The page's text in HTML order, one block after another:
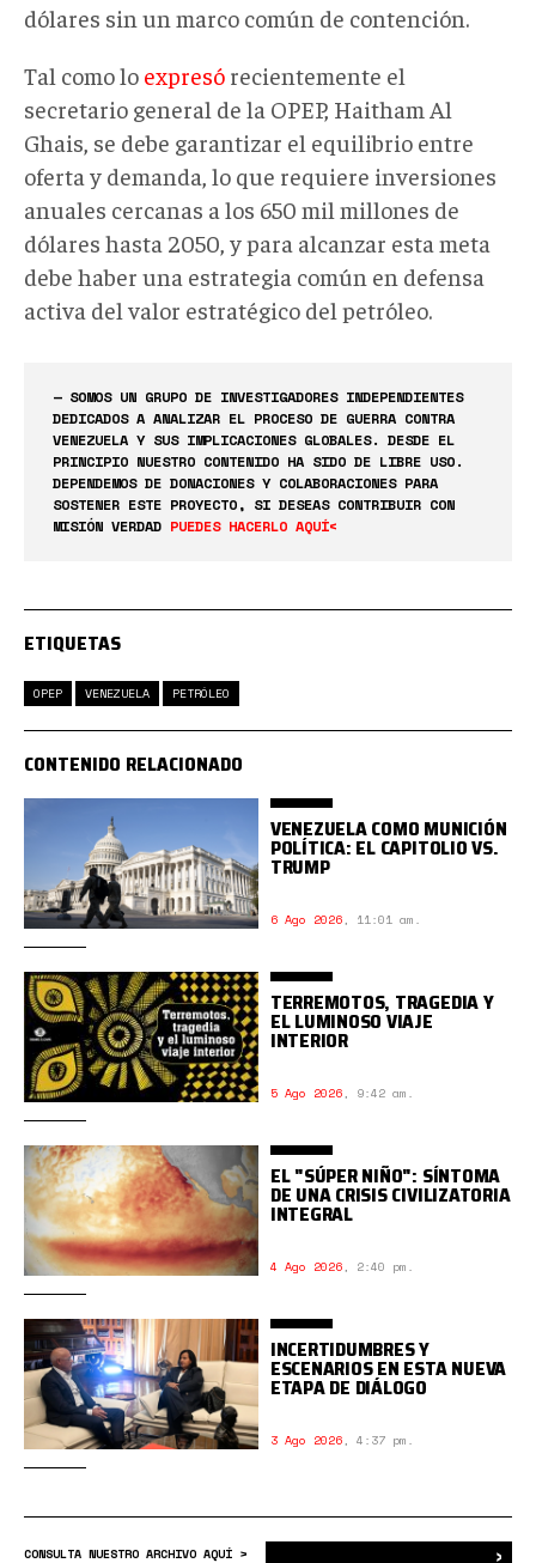
dólares sin un marco común de contención.
Tal como lo expresó recientemente el
secretario general de la OPEP, Haitham Al
Ghais , se debe garantizar el equilibrio entre
oferta y demanda, lo que requiere inversiones
anuales cercanas a los 650 mil millones de
dólares hasta 2050, y para alcanzar esta meta
debe haber una estrategia común en defensa
activa del valor estratégico del petróleo.
— SOMOS UN GRUPO DE INVESTIGADORES INDEPENDIENTES
DEDICADOS A ANALIZAR EL PROCESO DE GUERRA CONTRA
VENEZUELA Y SUS IMPLICACIONES GLOBALES. DESDE EL
PRINCIPIO NUESTRO CONTENIDO HA SIDO DE LIBRE USO.
DEPENDEMOS DE DONACIONES Y COLABORACIONES PARA
SOSTENER ESTE PROYECTO, SI DESEAS CONTRIBUIR CON
MISIÓN VERDAD PUEDES HACERLO AQUÍ<
ETIQUETAS
OPEP VENEZUELA PETRÓLEO
CONTENIDO RELACIONADO
VENEZUELA COMO MUNICIÓN
POLÍTICA: EL CAPITOLIO VS.
TRUMP
6 Ago 2026, 11:01 am.
TERREMOTOS, TRAGEDIA Y
EL LUMINOSO VIAJE
INTERIOR
5 Ago 2026, 9:42 am.
EL "SÚPER NIÑO": SÍNTOMA
DE UNA CRISIS CIVILIZATORIA
INTEGRAL
4 Ago 2026, 2:40 pm.
INCERTIDUMBRES Y
ESCENARIOS EN ESTA NUEVA
ETAPA DE DIÁLOGO
3 Ago 2026, 4:37 pm.
CONSULTA NUESTRO ARCHIVO AQUÍ > ›